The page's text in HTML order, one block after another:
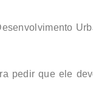
pedir que ele